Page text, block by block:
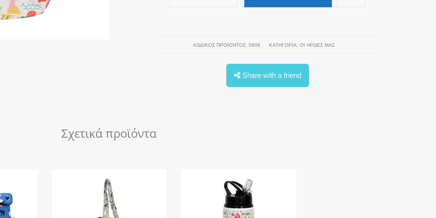
ΜικροίΚΩΔΙΚΌΣ ΠΡΟΪΌΝΤΟΣ: 0908 ΚΑΤΗΓΟΡΊΑ: ΟΙ ΗΡΩΕΣ ΜΑΣ
Share with a friend
Σχετικά προϊόντα